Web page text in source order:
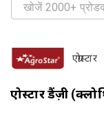
एग्रोस्टार
एग्रोस्टार डैंज़ी